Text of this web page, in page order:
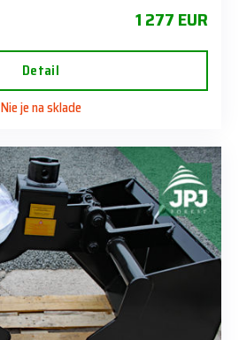
1 277 EUR
Detail
Nie je na sklade